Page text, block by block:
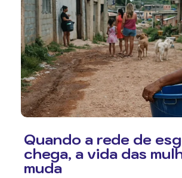
Quando a rede de
chega, a vida das
muda